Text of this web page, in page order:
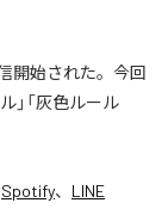
開始された。今回
」「灰色ルール
Spotify、 LINE